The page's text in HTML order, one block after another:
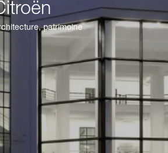
,patrimoine Partager
,patrimoine
Maîtrise d’œuvre
Bureau d'étude
illiade
Surface projet